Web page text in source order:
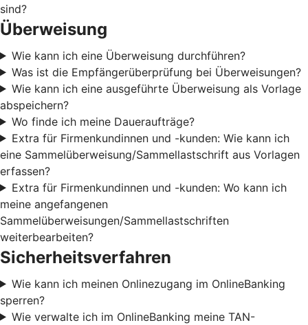
sind?
Überweisung
Wie kann ich eine Überweisung durchführen?
Was ist die Empfängerüberprüfung bei Überweisungen?
Wie kann ich eine ausgeführte Überweisung als Vorlage
abspeichern?
Wo finde ich meine Daueraufträge?
Extra für Firmenkundinnen und -kunden: Wie kann ich
eine Sammelüberweisung/Sammellastschrift aus Vorlagen
erfassen?
Extra für Firmenkundinnen und -kunden: Wo kann ich
meine angefangenen
Sammelüberweisungen/Sammellastschriften
weiterbearbeiten?
Sicherheitsverfahren
Wie kann ich meinen Onlinezugang im OnlineBanking
sperren?
Wie verwalte ich im OnlineBanking meine TAN-